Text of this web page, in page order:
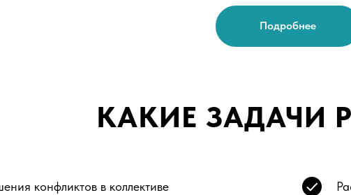
Подробнее
КАКИЕ ЗАДАЧИ
конфликтов в коллективе